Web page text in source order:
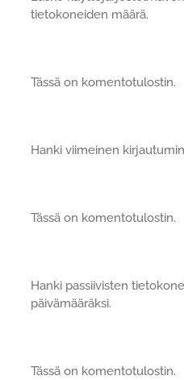
tietokoneiden määrä.
Tässä on komentotulostin.
Hanki viimeinen
Tässä on komentotulostin.
Hanki passiivisten
päivämääräksi.
Tässä on komentotulostin.